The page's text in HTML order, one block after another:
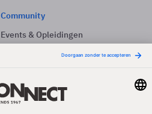
Community
Events & Opleidingen